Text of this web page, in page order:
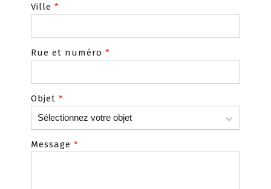
Ville *
Rue et numéro *
Objet *
Message *